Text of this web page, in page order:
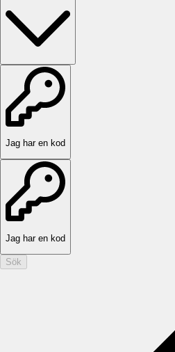
Jag har en kod
Jag har en kod
Sök